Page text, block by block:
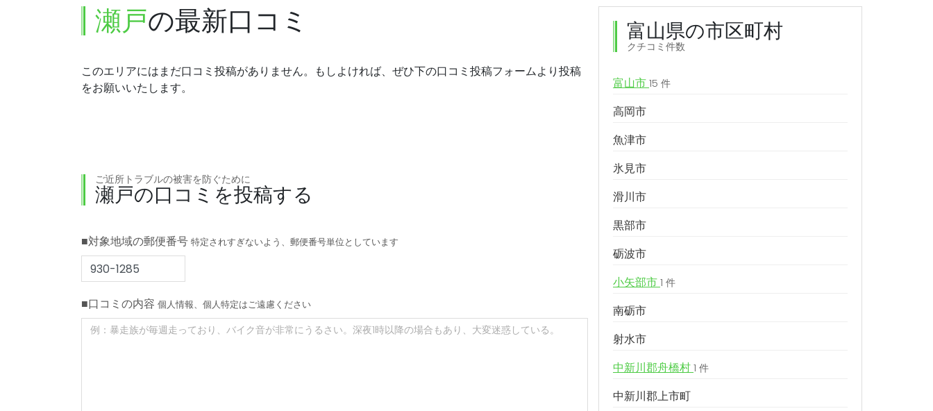
瀬戸の最新口コミ
このエリアにはまだ口コミ投稿がありません。もしよければ、ぜひ下の口コミ投稿フォームより投稿
をお願いいたします。
ご近所トラブルの被害を防ぐために
瀬戸の口コミを投稿する
■対象地域の郵便番号 特定されすぎないよう、郵便番号単位としています
■口コミの内容 個人情報、個人特定はご遠慮ください
富山県の市区町村
クチコミ件数
富山市 15 件
高岡市
魚津市
氷見市
滑川市
黒部市
砺波市
小矢部市 1 件
南砺市
射水市
中新川郡舟橋村 1 件
中新川郡上市町